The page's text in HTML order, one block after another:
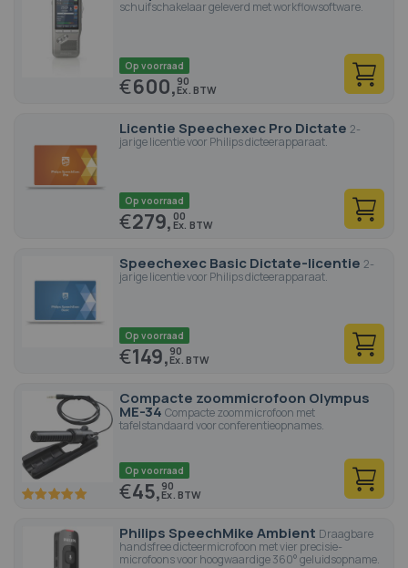
schuifschakelaar geleverd met workflowsoftware.
Op voorraad
€600,90
Licentie Speechexec Pro Dictate 2-
jarige licentie voor Philips dicteerapparaat.
Op voorraad
€279,00
Speechexec Basic Dictate-licentie 2-
jarige licentie voor Philips dicteerapparaat.
Op voorraad
€149,90
Compacte zoommicrofoon Olympus
ME-34 Compacte zoommicrofoon met
tafelstandaard voor conferentieopnames.
100 100
Op voorraad
€45,90
Philips SpeechMike Ambient Draagbare
handsfree dicteermicrofoon met vier precisie-
microfoons voor hoogwaardige 360° geluidsopname.